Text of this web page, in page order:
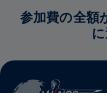
参加費の全額